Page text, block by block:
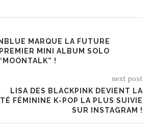
MARQUE LA FUTURE
MINI ALBUM SOLO
!
next post
LISA DES BLACKPINK DEVIENT LA
FÉMININE K-POP LA PLUS SUIVIE
SUR INSTAGRAM !